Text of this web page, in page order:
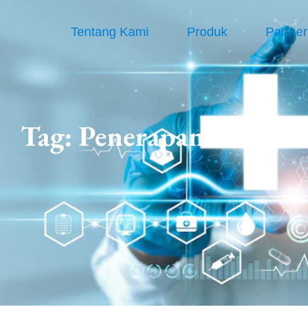
Tentang Kami Produk Partner
Tag: Penerapan SIMRS